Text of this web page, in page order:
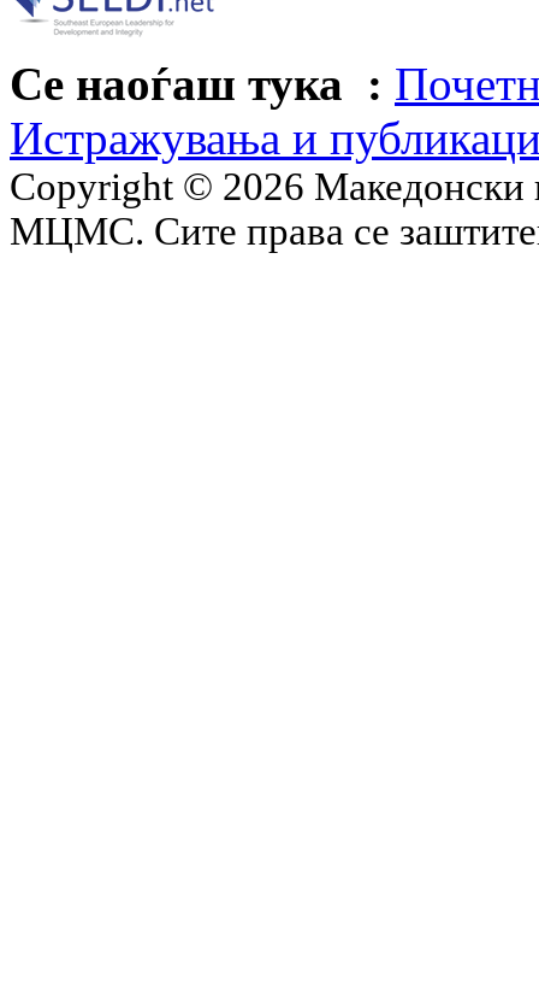
Се наоѓаш тука :
Истражувања и
Copyright © 2026 Македонски
МЦМС. Сите права се